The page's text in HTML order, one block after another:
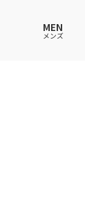
MEN
メンズ